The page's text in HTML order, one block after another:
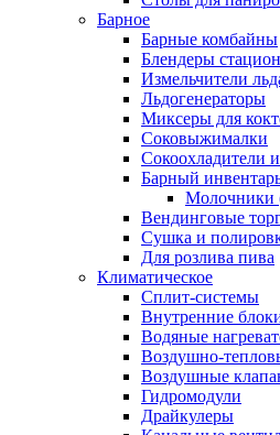
Барное
Барные комбайны
Блендеры
Измельчители
Льдогенераторы
Миксеры для
Соковыжималки
Сокоохладители
Барный
Молочники
Вендинговые
Сушка и
Для розлива пива
Климатическое
Сплит-системы
Внутренние
Водяные
Воздушно-
Воздушные
Гидромодули
Драйкулеры